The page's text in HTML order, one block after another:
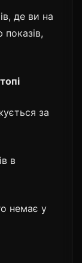
де ви на
показів,
за
в
немає у